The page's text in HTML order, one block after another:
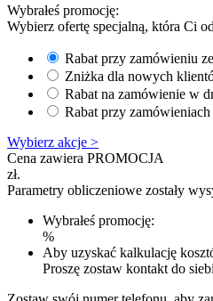
Wybrałeś promocję:
Wybierz ofertę specjalną, która Ci
Rabat przy zamówieniu
Zniżka dla nowych
Rabat na zamówienie w
Rabat przy
Wybierz akcje >
Cena zawiera PROMOCJA
zł.
Parametry obliczeniowe zostały
Wybrałeś promocję:
%
Aby uzyskać kalkulację
Proszę zostaw kontakt do